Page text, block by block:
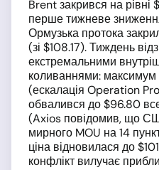
Brent закрився на рівні
перше тижневе
Ормузька протока
(зі $108.17). Тиждень
екстремальними
коливаннями: максимум
(ескалація Operation
обвалився до $96.80
(Axios повідомив, що
мирного MOU на 14
ціна відновилася до
конфлікт вилучає